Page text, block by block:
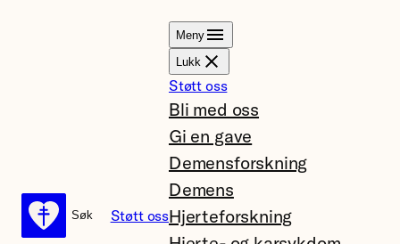
Søk
Søk Støtt oss
Meny
Lukk
Støtt oss
Bli med oss
Gi en gave
Demensforskning
Demens
Hjerteforskning